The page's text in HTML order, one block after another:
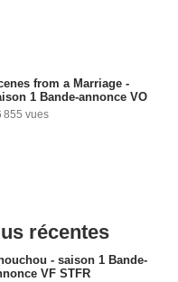
from a Marriage -
1 Bande-annonce VO
855 vues
récentes
- saison 1 Bande-
VF STFR